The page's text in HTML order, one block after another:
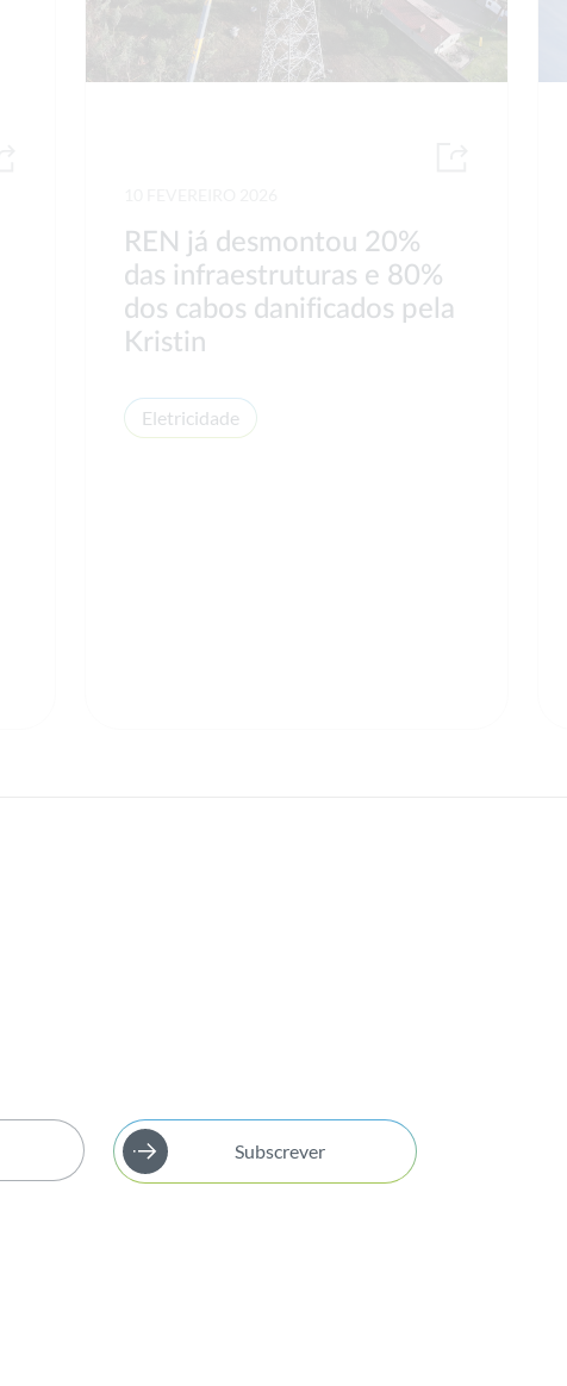
REN já desmontou 20%
das infraestruturas e 80%
dos cabos danificados pela
Kristin
Eletricidade
Subscrever